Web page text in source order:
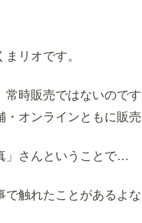
リオです。
常時販売ではないので
・オンラインともに販売
」さんということで…
で触れたことがあるよ